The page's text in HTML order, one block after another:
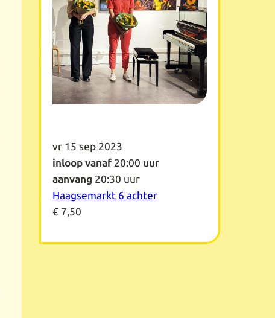
vr 15 sep 2023
inloop vanaf20:00 uur
aanvang 20:30 uur
Haagsemarkt 6 achter
€ 7,50